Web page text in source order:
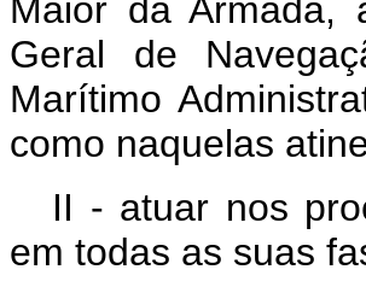
Maior da Armada,
Geral de
Marítimo
como naquelas
II - atuar nos
em todas as suas